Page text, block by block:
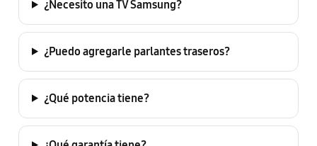
¿Necesito una TV Samsung?
¿Puedo agregarle parlantes traseros?
¿Qué potencia tiene?